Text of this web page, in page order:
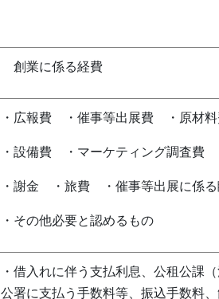
創業に係る経費
・広報費 ・催事等出展費 ・原材料
・設備費 ・マーケティング調査
・謝金 ・旅費 ・催事等出展に係る
・その他必要と認めるもの
・借入れに伴う支払利息、公租公課
公署に支払う手数料等、振込手数料